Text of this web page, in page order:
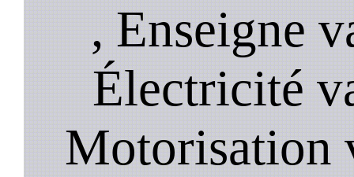
, Enseigne
Électricité
Motorisation